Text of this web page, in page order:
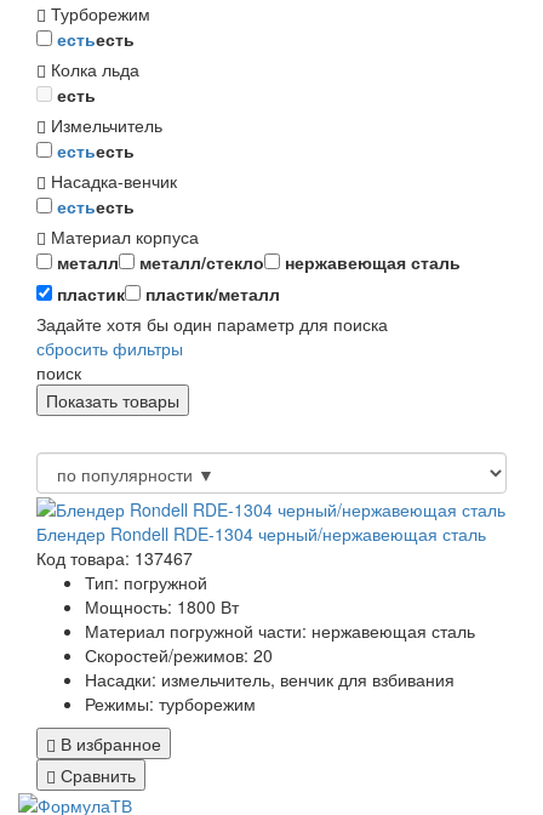
Турборежим
естьесть
Колка льда
есть
Измельчитель
естьесть
Насадка-венчик
естьесть
Материал корпуса
металл
металл/стекло
нержавеющая сталь
пластик
пластик/металл
Задайте хотя бы один параметр для поиска
сбросить фильтры
поиск
Блендер Rondell RDE-1304 черный/нержавеющая сталь
Код товара: 137467
Тип: погружной
Мощность: 1800 Вт
Материал погружной части: нержавеющая сталь
Скоростей/режимов: 20
Насадки: измельчитель, венчик для взбивания
Режимы: турборежим
В избранное
Сравнить